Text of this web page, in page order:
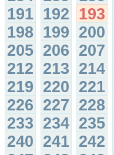
191 192 193
198 199 200
205 206 207
212 213 214
219 220 221
226 227 228
233 234 235
240 241 242